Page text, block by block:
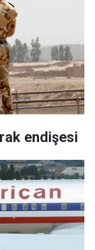
endişesi